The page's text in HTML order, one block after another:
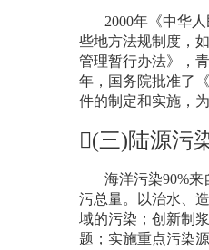
2000年《中华
些地方法规制度，
管理暂行办法》，
年，国务院批准了
件的制定和实施，
(三)陆源污
海洋污染90%来
污总量。以治水、
域的污染；创新制
题；实施重点污染